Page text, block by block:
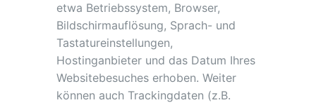
etwa Betriebssystem, Browser,
Bildschirmauflösung, Sprach- und
Tastatureinstellungen,
Hostinganbieter und das Datum Ihres
Websitebesuches erhoben. Weiter
können auch Trackingdaten (z.B.